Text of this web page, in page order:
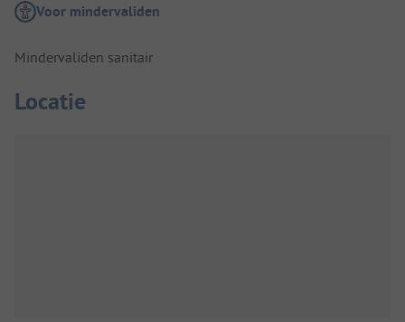
Voor mindervaliden
Mindervaliden sanitair
Locatie